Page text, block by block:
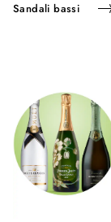
Sandali bassi